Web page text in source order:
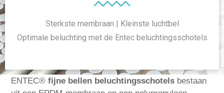
Sterkste membraan | Kleinste luchtbel
Optimale beluchting met de Entec beluchtingsschotels
ENTEC® fijne bellen beluchtingsschotels bestaan